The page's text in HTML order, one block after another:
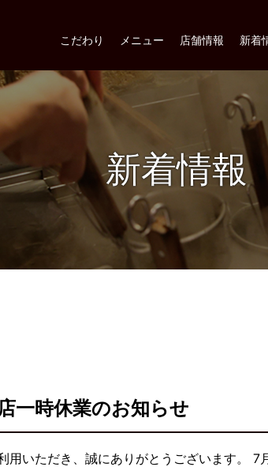
こだわり メニュー 店舗情報 新着
新着情報
一時休業のお知らせ
いただき、誠にありがとうございます。 7